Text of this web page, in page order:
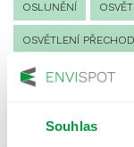
Souhlas
OSLUNĚNÍ
OSVĚTLENÍ
OSVĚTLENÍ